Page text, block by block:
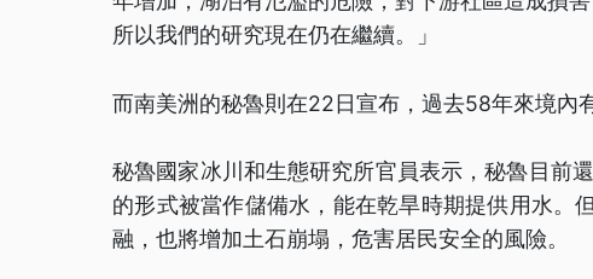
所以我們的研究現在仍在繼續。」
而南美洲的秘魯則在22日宣布，過去58年來境內
秘魯國家冰川和生態研究所官員表示，秘魯目前
的形式被當作儲備水，能在乾旱時期提供用水。
融，也將增加土石崩塌，危害居民安全的風險。